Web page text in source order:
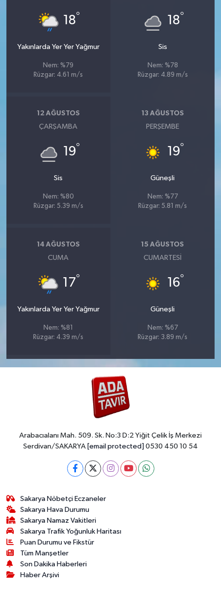
18°
Yakınlarda Yer Yer Yağmur
Nem: %79
Rüzgar: 4.61 m/s
18°
Sis
Nem: %78
Rüzgar: 4.89 m/s
12 AĞUSTOS
ÇARŞAMBA
19°
Sis
Nem: %80
Rüzgar: 5.39 m/s
13 AĞUSTOS
PERŞEMBE
19°
Güneşli
Nem: %77
Rüzgar: 5.81 m/s
14 AĞUSTOS
CUMA
17°
Yakınlarda Yer Yer Yağmur
Nem: %81
Rüzgar: 4.39 m/s
15 AĞUSTOS
CUMARTESI
16°
Güneşli
Nem: %67
Rüzgar: 3.89 m/s
Arabacıalanı Mah. 509. Sk. No:3 D:2 Yiğit Çelik İş Merkezi
Serdivan/SAKARYA [email protected] 0530 450 10 54
Sakarya Nöbetçi Eczaneler
Sakarya Hava Durumu
Sakarya Namaz Vakitleri
Sakarya Trafik Yoğunluk Haritası
Puan Durumu ve Fikstür
Tüm Manşetler
Son Dakika Haberleri
Haber Arşivi